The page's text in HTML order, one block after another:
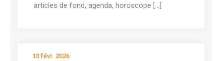
articles de fond, agenda, horoscope [...]
13 févr. 2026